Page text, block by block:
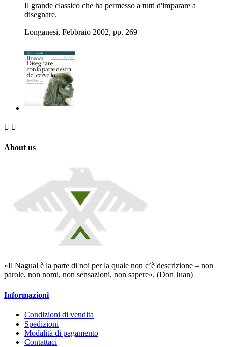
Il grande classico che ha permesso a tutti d'imparare a
disegnare.
Longanesi, Febbraio 2002, pp. 269
 
About us
«Il Nagual è la parte di noi per la quale non c’è descrizione – non
parole, non nomi, non sensazioni, non sapere». (Don Juan)
Informazioni
Condizioni di vendita
Spedizioni
Modalità di pagamento
Contattaci